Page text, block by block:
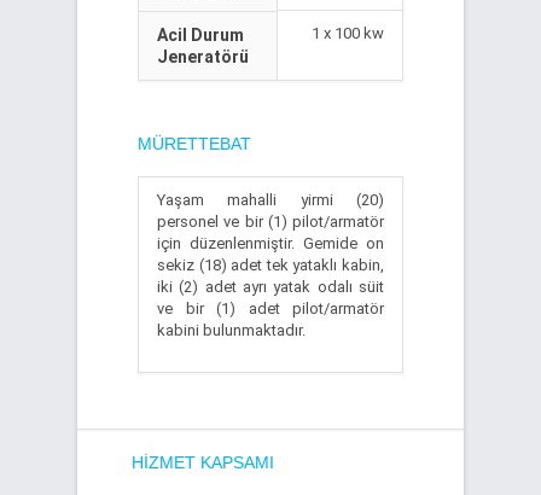
Acil Durum
Jeneratörü
1 x 100 kw
MÜRETTEBAT
Yaşam mahalli yirmi (20)
personel ve bir (1) pilot/armatör
için düzenlenmiştir. Gemide on
sekiz (18) adet tek yataklı kabin,
iki (2) adet ayrı yatak odalı süit
ve bir (1) adet pilot/armatör
kabini bulunmaktadır.
HIZMET KAPSAMI